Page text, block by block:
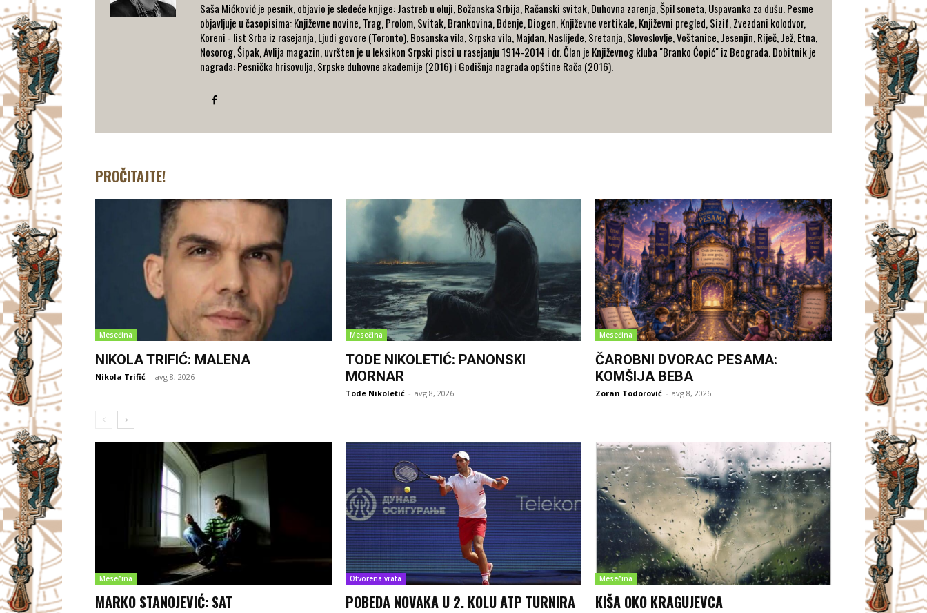
Saša Mićković je pesnik, objavio je sledeće knjige: Jastreb u oluji, Božanska Srbija, Račanski svitak, Duhovna zarenja, Špil soneta, Uspavanka za dušu. Pesme
objavljuje u časopisima: Književne novine, Trag, Prolom, Svitak, Brankovina, Bdenje, Diogen, Književne vertikale, Književni pregled, Sizif, Zvezdani kolodvor,
Koreni - list Srba iz rasejanja, Ljudi govore (Toronto), Bosanska vila, Srpska vila, Majdan, Naslijeđe, Sretanja, Slovoslovlje, Voštanice, Jesenjin, Riječ, Jež, Etna,
Nosorog, Šipak, Avlija magazin, uvršten je u leksikon Srpski pisci u rasejanju 1914-2014 i dr. Član je Književnog kluba "Branko Ćopić" iz Beograda. Dobitnik je
nagrada: Pesnička hrisovulja, Srpske duhovne akademije (2016) i Godišnja nagrada opštine Rača (2016).
PROČITAJTE!
Mesečina
NIKOLA TRIFIĆ: MALENA
Nikola Trifić - avg 8, 2026
Mesečina
TODE NIKOLETIĆ: PANONSKI
MORNAR
Tode Nikoletić - avg 8, 2026
Mesečina
ČAROBNI DVORAC PESAMA:
KOMŠIJA BEBA
Zoran Todorović - avg 8, 2026
Mesečina
MARKO STANOJEVIĆ: SAT
Otvorena vrata
POBEDA NOVAKA U 2. KOLU ATP TURNIRA
Mesečina
KIŠA OKO KRAGUJEVCA